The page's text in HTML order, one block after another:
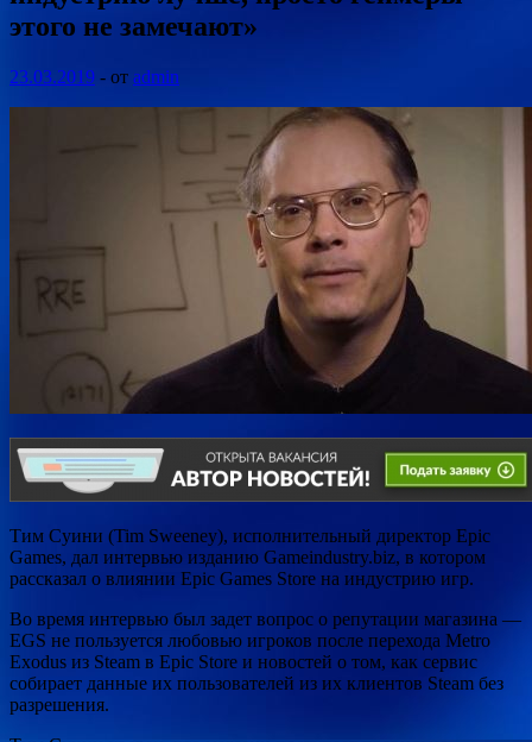
этого не замечают»
23.03.2019 - от admin
Тим Суини (Tim Sweeney), исполнительный директор Epic
Games, дал интервью изданию Gameindustry.biz, в котором
рассказал о влиянии Epic Games Store на индустрию игр.
Во время интервью был задет вопрос о репутации магазина —
EGS не пользуется любовью игроков после перехода Metro
Exodus из Steam в Epic Store и новостей о том, как сервис
собирает данные их пользователей из их клиентов Steam без
разрешения.